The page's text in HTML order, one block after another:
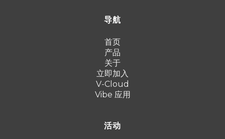
导航
首页
产品
关于
立即加入
V-Cloud
Vibe 应用
活动